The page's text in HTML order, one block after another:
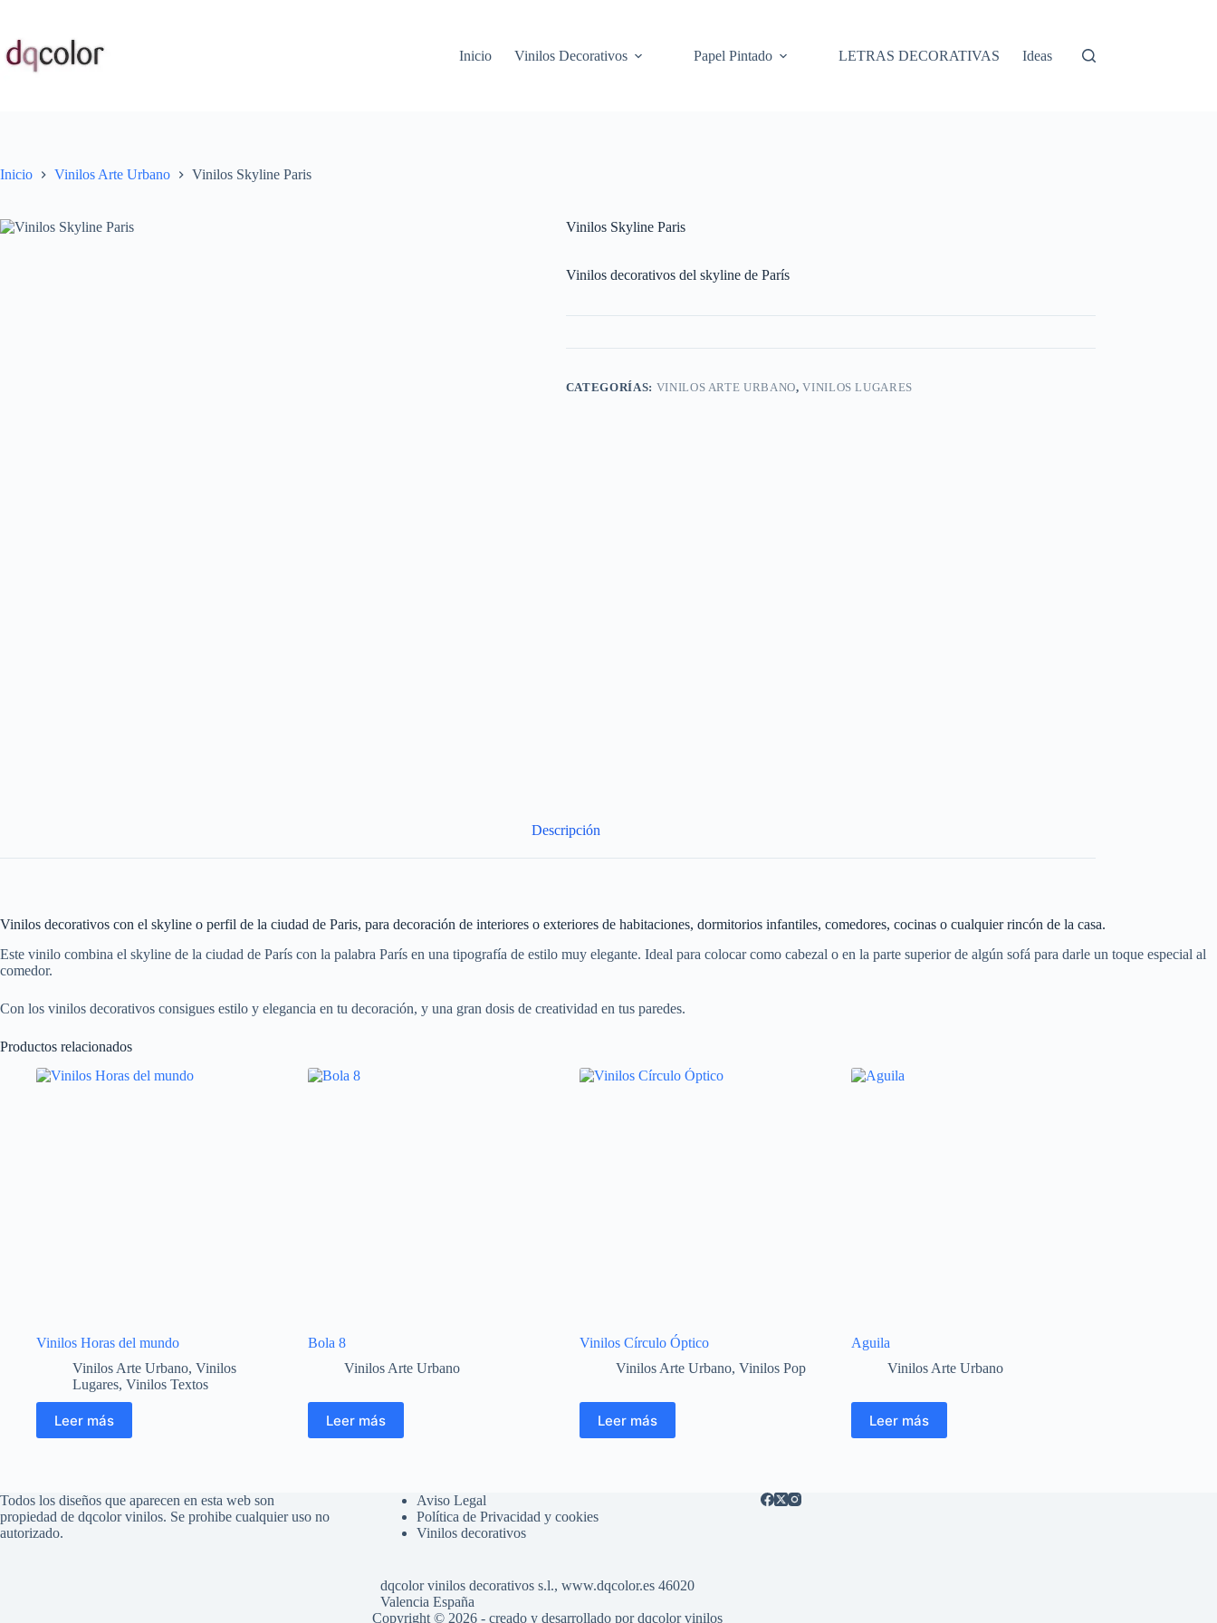
contenido
Inicio
Vinilos Decorativos Papel Pintado LETRAS DECORATIVAS Ideas
Inicio Vinilos Arte Urbano Vinilos Skyline Paris
Vinilos Skyline Paris
Vinilos decorativos del skyline de París
CATEGORÍAS: VINILOS ARTE URBANO,VINILOS LUGARES
Descripción
Vinilos decorativos con el skyline o perfil de la ciudad de Paris, para decoración de interiores o exteriores de habitaciones, dormitorios infantiles, comedores, cocinas o cualquier rincón de la casa.
Este vinilo combina el skyline de la ciudad de París con la palabra París en una tipografía de estilo muy elegante. Ideal para colocar como cabezal o en la parte superior de algún sofá para darle un toque especial al
comedor.
Con los vinilos decorativos consigues estilo y elegancia en tu decoración, y una gran dosis de creatividad en tus paredes.
Productos relacionados
Vinilos Horas del mundo
Vinilos Arte Urbano, Vinilos
Lugares, Vinilos Textos
Leer más
Bola 8
Vinilos Arte Urbano
Leer más
Vinilos Círculo Óptico
Vinilos Arte Urbano, Vinilos Pop
Leer más
Aguila
Vinilos Arte Urbano
Leer más
Todos los diseños que aparecen en esta web son
propiedad de dqcolor vinilos. Se prohibe cualquier uso no
autorizado.
Aviso Legal
Política de Privacidad y cookies
Vinilos decorativos
dqcolor vinilos decorativos s.l., www.dqcolor.es 46020
Valencia España
Copyright © 2026 - creado y desarrollado pordqcolor vinilos